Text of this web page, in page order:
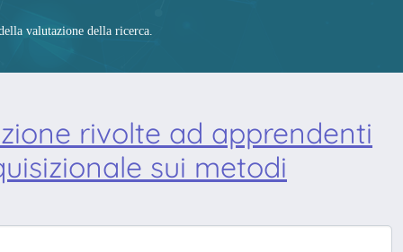
valutazione della ricerca.
rivolte ad apprendenti
sui metodi